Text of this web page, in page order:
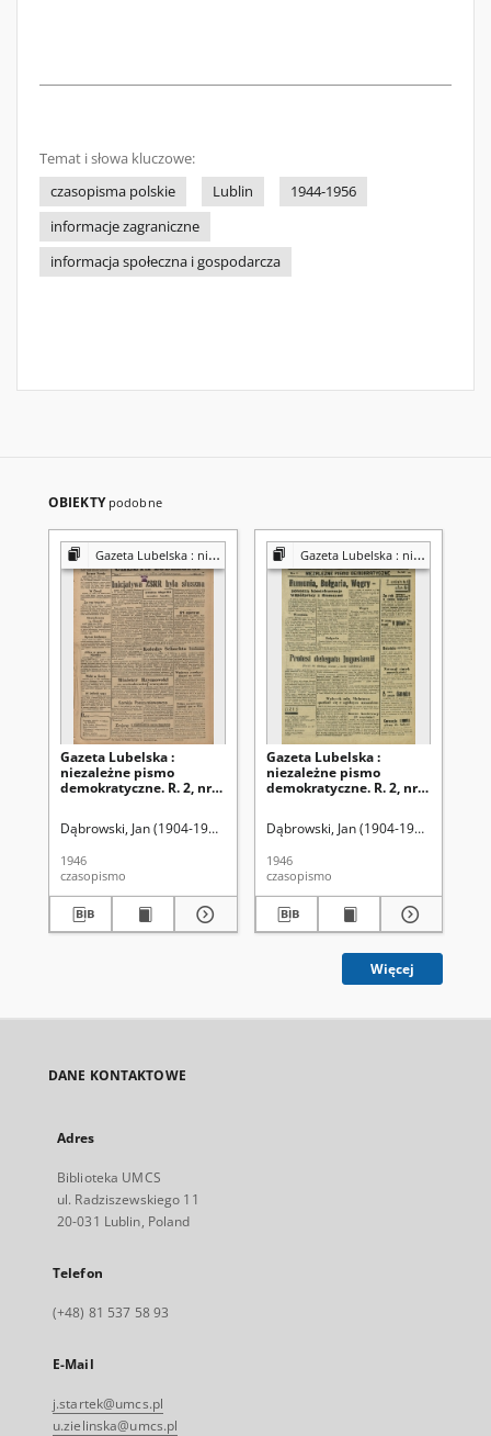
Temat i słowa kluczowe:
czasopisma polskie
Lublin
1944-1956
informacje zagraniczne
informacja społeczna i gospodarcza
OBIEKTY podobne
Gazeta Lubelska : niezależny organ demokratyczny
Gazeta Lubelska :
niezależne pismo
demokratyczne. R. 2, nr
Dąbrowski, Jan (1904-1964). Red
1946
czasopismo
Gazeta Lubelska : niezależny organ demokratyczny
Gazeta Lubelska :
niezależne pismo
demokratyczne. R. 2, nr
Dąbrowski, Jan (1904-1964). Red
1946
czasopismo
Więcej
DANE KONTAKTOWE
Adres
Biblioteka UMCS
ul. Radziszewskiego 11
20-031 Lublin, Poland
Telefon
(+48) 81 537 58 93
E-Mail
j.startek@umcs.pl
u.zielinska@umcs.pl